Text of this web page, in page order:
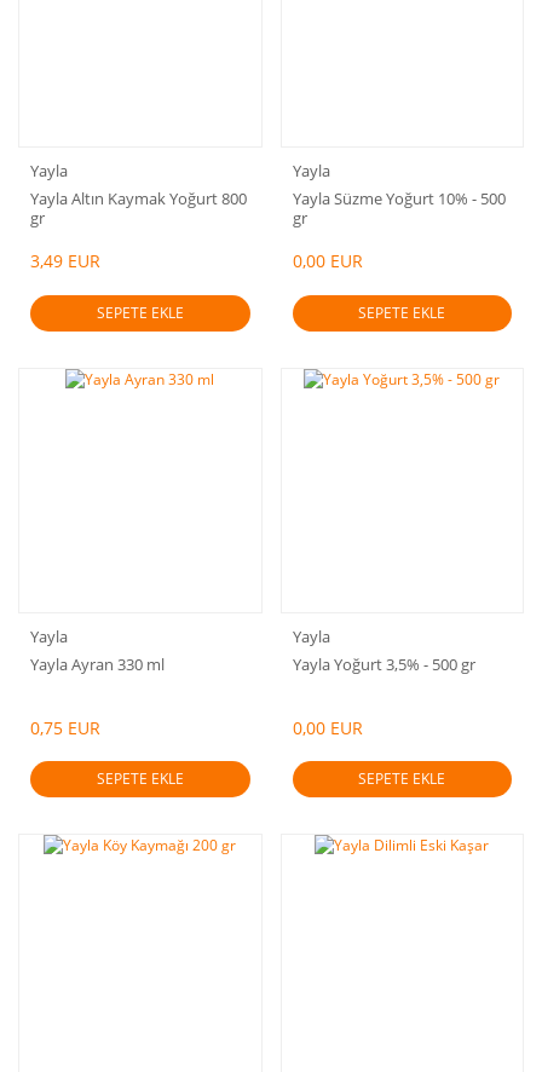
Yayla
Yayla Altın Kaymak Yoğurt 800
gr
3,49 EUR
SEPETE EKLE
Yayla
Yayla Süzme Yoğurt 10% - 500
gr
0,00 EUR
SEPETE EKLE
Yayla
Yayla Ayran 330 ml
0,75 EUR
SEPETE EKLE
Yayla
Yayla Yoğurt 3,5% - 500 gr
0,00 EUR
SEPETE EKLE